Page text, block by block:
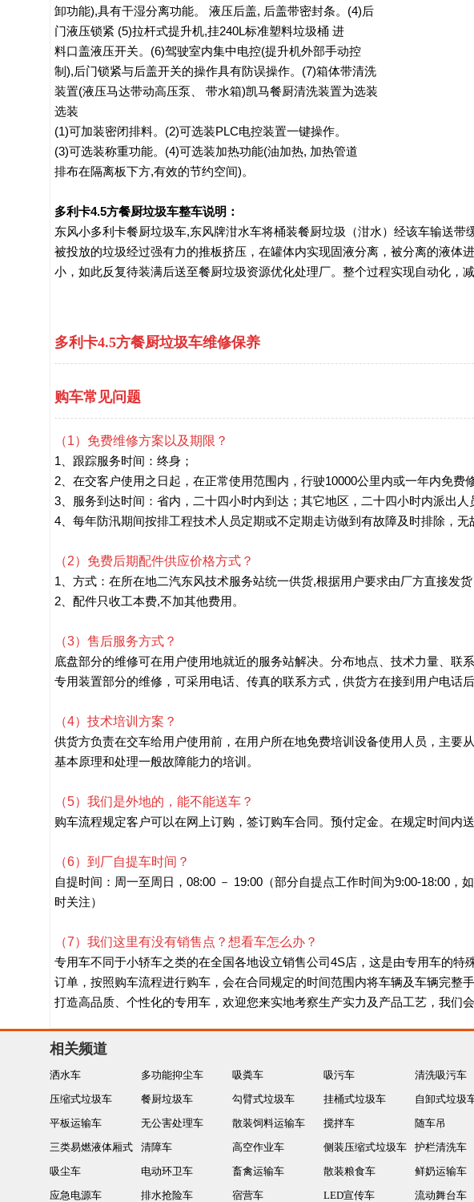
卸功能),具有干湿分离功能。 液压后盖, 后盖带密封条。(4)后
门液压锁紧 (5)拉杆式提升机,挂240L标准塑料垃圾桶 进
料口盖液压开关。(6)驾驶室内集中电控(提升机外部手动控
制),后门锁紧与后盖开关的操作具有防误操作。(7)箱体带清洗
装置(液压马达带动高压泵、 带水箱)凯马餐厨清洗装置为选装
选装
(1)可加装密闭排料。(2)可选装PLC电控装置一键操作。
(3)可选装称重功能。(4)可选装加热功能(油加热, 加热管道
排布在隔离板下方,有效的节约空间)。
多利卡4.5方餐厨垃圾车整车说明：
东风小多利卡餐厨垃圾车,东风牌泔水车将桶装餐厨垃圾（泔水）经该车输送带
被投放的垃圾经过强有力的推板挤压，在罐体内实现固液分离，被分离的液体
小，如此反复待装满后送至餐厨垃圾资源优化处理厂。整个过程实现自动化，
多利卡4.5方餐厨垃圾车维修保养
购车常见问题
（1）免费维修方案以及期限？
1、跟踪服务时间：终身；
2、在交客户使用之日起，在正常使用范围内，行驶10000公里内或一年内免费
3、服务到达时间：省内，二十四小时内到达；其它地区，二十四小时内派出人
4、每年防汛期间按排工程技术人员定期或不定期走访做到有故障及时排除，无
（2）免费后期配件供应价格方式？
1、方式：在所在地二汽东风技术服务站统一供货,根据用户要求由厂方直接发货
2、配件只收工本费,不加其他费用。
（3）售后服务方式？
底盘部分的维修可在用户使用地就近的服务站解决。分布地点、技术力量、联
专用装置部分的维修，可采用电话、传真的联系方式，供货方在接到用户电话
（4）技术培训方案？
供货方负责在交车给用户使用前，在用户所在地免费培训设备使用人员，主要
基本原理和处理一般故障能力的培训。
（5）我们是外地的，能不能送车？
购车流程规定客户可以在网上订购，签订购车合同。预付定金。在规定时间内
（6）到厂自提车时间？
自提时间：周一至周日，08:00 － 19:00（部分自提点工作时间为9:00-18:00
时关注）
（7）我们这里有没有销售点？想看车怎么办？
专用车不同于小轿车之类的在全国各地设立销售公司4S店，这是由专用车的
订单，按照购车流程进行购车，会在合同规定的时间范围内将车辆及车辆完整
打造高品质、个性化的专用车，欢迎您来实地考察生产实力及产品工艺，我们
相关频道
洒水车 多功能抑尘车 吸粪车 吸污车 清洗吸污车
压缩式垃圾车
餐厨垃圾车 勾臂式垃圾车 挂桶式垃圾车 自卸式垃圾
平板运输车
无公害处理车 散装饲料运输车 搅拌车 随车吊
三类易燃液体厢式
运输车
清障车 高空作业车 侧装压缩式垃圾车 护栏清洗车
吸尘车
电动环卫车 畜禽运输车 散装粮食车 鲜奶运输车
应急电源车
排水抢险车 宿营车 LED宣传车 流动舞台车